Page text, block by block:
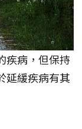
疾病，但保持
延緩疾病有其